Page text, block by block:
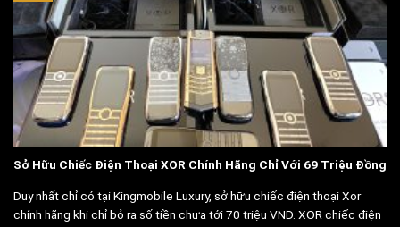
Sở Hữu Chiếc Điện Thoại XOR Chính Hãng Chỉ Với 69 Triệu Đồng
Duy nhất chỉ có tại Kingmobile Luxury, sở hữu chiếc điện thoại Xor
chính hãng khi chỉ bỏ ra số tiền chưa tới 70 triệu VND. XOR chiếc điện